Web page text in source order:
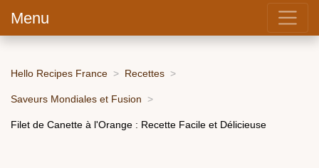
Menu
Hello Recipes France Recettes
Saveurs Mondiales et Fusion
Filet de Canette à l'Orange : Recette Facile et Délicieuse